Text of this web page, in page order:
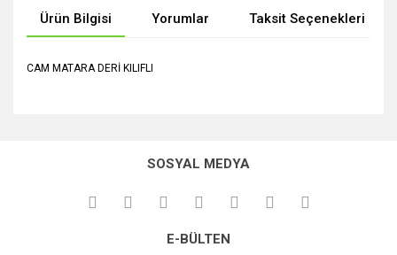
Ürün Bilgisi Yorumlar Taksit Seçenekleri
CAM MATARA DERİ KILIFLI
kullanarak tarafımıza iletebilirsiniz.
Görüş ve önerileriniz için teşekkür ederiz.
Ürün açıklamasında eksik bilgiler bulunuyor.
SOSYAL MEDYA
E-BÜLTEN